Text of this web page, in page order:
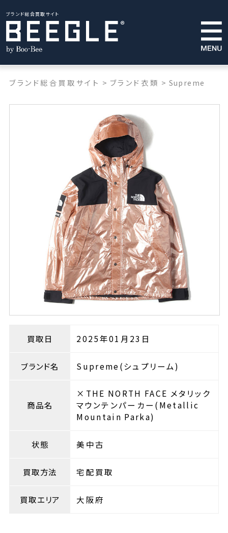
ブランド総合買取サイト
ブランド総合買取サイト > ブランド衣類 > Supreme
買取日 2025年01月23日
ブランド名 Supreme(シュプリーム)
商品名
×THE NORTH FACE メタリック
マウンテンパーカー(Metallic
Mountain Parka)
状態 美中古
買取方法 宅配買取
買取エリア 大阪府